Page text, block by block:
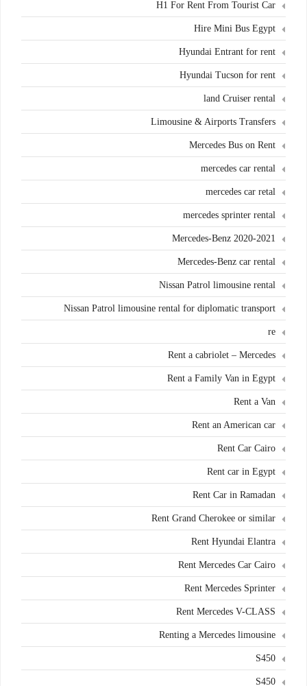
H1 For Rent From Tourist Car
Hire Mini Bus Egypt
Hyundai Entrant for rent
Hyundai Tucson for rent
land Cruiser rental
Limousine & Airports Transfers
Mercedes Bus on Rent
mercedes car rental
mercedes car retal
mercedes sprinter rental
Mercedes-Benz 2020-2021
Mercedes-Benz car rental
Nissan Patrol limousine rental
Nissan Patrol limousine rental for diplomatic transport
re
Rent a cabriolet – Mercedes
Rent a Family Van in Egypt
Rent a Van
Rent an American car
Rent Car Cairo
Rent car in Egypt
Rent Car in Ramadan
Rent Grand Cherokee or similar
Rent Hyundai Elantra
Rent Mercedes Car Cairo
Rent Mercedes Sprinter
Rent Mercedes V-CLASS
Renting a Mercedes limousine
S450
S450